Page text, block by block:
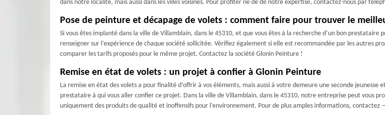
dans notre localité, mais aussi dans les villes voisines. Pour profiter ne de de notre expertise, contactez-nous par
Pose de peinture et décapage de volets : comment faire pour trouver le
Si vous êtes implanté dans la ville de Villamblain, dans le 45310, et que vous êtes à la recherche d’un bon prestataire
renseigner sur l’expérience de chaque société sollicitée. Vérifiez également si elle est recommandée par les autres
comparer les tarifs proposés pour le même projet. Contactez la société Glonin Peinture !
Remise en état de volets : un projet à confier à Glonin Peinture
La remise en état des volets a pour finalité d’offrir à vos éléments, mais aussi à votre demeure une seconde jeunesse
prestataire à qui vous aller confier ce projet. Dans la ville de Villamblain, dans le 45310, notre entreprise peut vous
uniquement des produits de qualité et inoffensifs pour l’environnement. Pour de plus amples informations, contactez